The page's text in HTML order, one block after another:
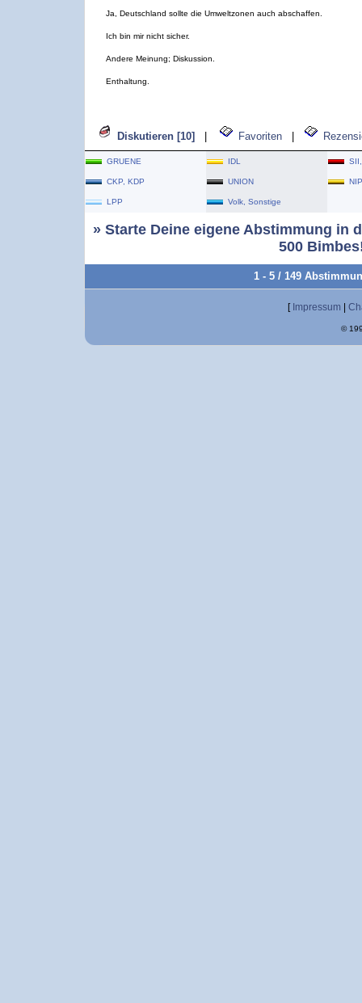
Ja, Deutschland sollte die Umweltzonen auch abschaffen.
Ich bin mir nicht sicher.
Andere Meinung; Diskussion.
Enthaltung.
Diskutieren [10] Favoriten
GRUENE IDL
CKP, KDP UNION NIP
LPP Volk, Sonstige
» Starte Deine eigene Abstimmung in
500
1 - 5 / 149
[ Impressum
©